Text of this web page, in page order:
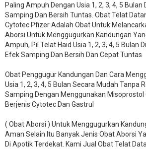
Paling Ampuh Dengan Usia 1, 2, 3, 4, 5
Samping Dan Bersih Tuntas. Obat Telat
Cytotec Pfizer Adalah Obat Untuk
Aborsi Untuk Menggugurkan Kandungan
Ampuh, Pil Telat Haid Usia 1, 2, 3, 4, 5 Bulan
Efek Samping Dan Bersih Dan Cepat Tuntas
Obat Penggugur Kandungan Dan Cara
Usia 1, 2, 3, 4, 5 Bulan Secara Mudah Tanpa
Samping Dengan Menggunakan
Berjenis Cytotec Dan Gastrul
( Obat Aborsi ) Untuk Menggugurkan
Aman Selain Itu Banyak Jenis Obat Aborsi
Di Apotik Terdekat. Kami Jual Obat Telat